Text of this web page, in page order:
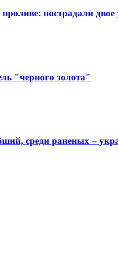
пострадали двое
"черного золота"
среди раненых –